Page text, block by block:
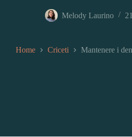
Melody Laurino
Home Criceti Mantenere i